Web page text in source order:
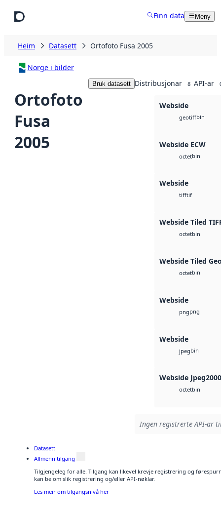
Finn data Meny
Heim Datasett Ortofoto Fusa 2005
Norge i bilder
Ortofoto
Fusa
2005
Bruk datasett Distribusjonar 8 API-ar
Webside
geotiffbin
Webside ECW
octetbin
Webside
tifftif
Webside Tiled
octetbin
Webside Tiled
octetbin
Webside
pngpng
Webside
jpegbin
Webside Jpeg2000
octetbin
Ingen registrerte API-ar
Datasett
Allmenn tilgang
Tilgjengeleg for alle. Tilgang kan likevel krevje registrering og
kan be om slik registrering og/eller API-nøklar.
Les meir om tilgangsnivå her